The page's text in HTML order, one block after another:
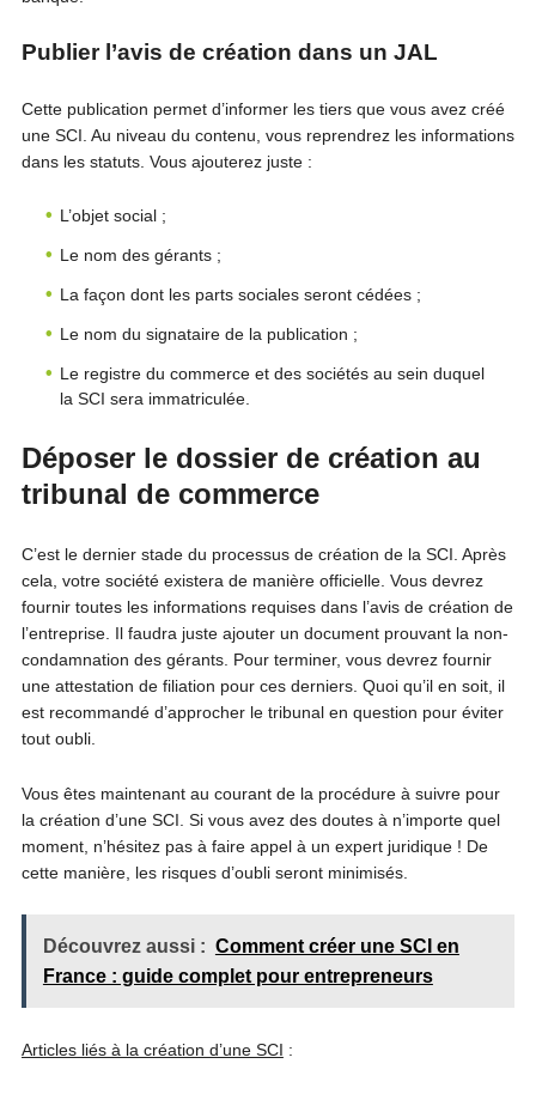
Publier l’avis de création dans un JAL
Cette publication permet d’informer les tiers que vous avez créé
une SCI. Au niveau du contenu, vous reprendrez les informations
dans les statuts. Vous ajouterez juste :
L’objet social ;
Le nom des gérants ;
La façon dont les parts sociales seront cédées ;
Le nom du signataire de la publication ;
Le registre du commerce et des sociétés au sein duquel
la SCI sera immatriculée.
Déposer le dossier de création au
tribunal de commerce
C’est le dernier stade du processus de création de la SCI. Après
cela, votre société existera de manière officielle. Vous devrez
fournir toutes les informations requises dans l’avis de création de
l’entreprise. Il faudra juste ajouter un document prouvant la non-
condamnation des gérants. Pour terminer, vous devrez fournir
une attestation de filiation pour ces derniers. Quoi qu’il en soit, il
est recommandé d’approcher le tribunal en question pour éviter
tout oubli.
Vous êtes maintenant au courant de la procédure à suivre pour
la création d’une SCI. Si vous avez des doutes à n’importe quel
moment, n’hésitez pas à faire appel à un expert juridique ! De
cette manière, les risques d’oubli seront minimisés.
Découvrez aussi : Comment créer une SCI en
France : guide complet pour entrepreneurs
Articles liés à la création d’une SCI :